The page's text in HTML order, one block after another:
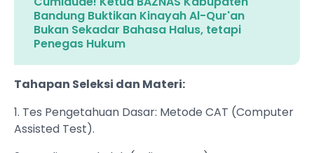
Bandung Buktikan Kinayah Al-Qur'an
Bukan Sekadar Bahasa Halus, tetapi
Penegas Hukum
Tahapan Seleksi dan Materi:
1. Tes Pengetahuan Dasar: Metode CAT (Computer
Assisted Test).